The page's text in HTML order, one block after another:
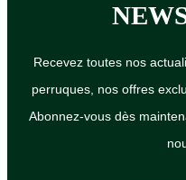
Suivi de commande:
Recevez toutes nos
perruques, nos offres
Abonnez-vous dès